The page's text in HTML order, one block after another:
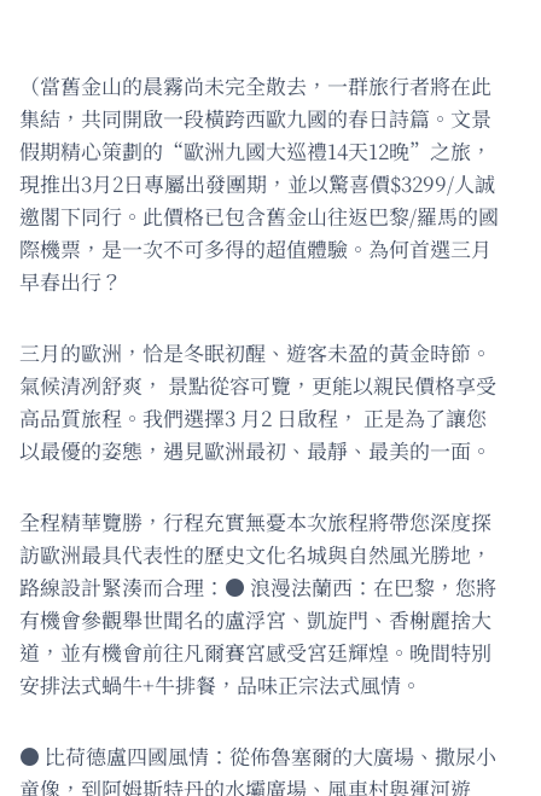
（當舊金山的晨霧尚未完全散去，一群旅行者將在此
集結，共同開啟一段橫跨西歐九國的春日詩篇。文景
假期精心策劃的“歐洲九國大巡禮14天12晚”之旅，
現推出3月2日專屬出發團期，並以驚喜價$3299/人誠
邀閣下同行。此價格已包含舊金山往返巴黎/羅馬的國
際機票，是一次不可多得的超值體驗。為何首選三月
早春出行？
三月的歐洲，恰是冬眠初醒、遊客未盈的黃金時節。
氣候清冽舒爽， 景點從容可覽，更能以親民價格享受
高品質旅程。我們選擇3 月2 日啟程， 正是為了讓您
以最優的姿態，遇見歐洲最初、最靜、最美的一面。
全程精華覽勝，行程充實無憂本次旅程將帶您深度探
訪歐洲最具代表性的歷史文化名城與自然風光勝地，
路線設計緊湊而合理：● 浪漫法蘭西：在巴黎，您將
有機會參觀舉世聞名的盧浮宮、凱旋門、香榭麗捨大
道，並有機會前往凡爾賽宮感受宮廷輝煌。晚間特別
安排法式蝸牛+牛排餐，品味正宗法式風情。
● 比荷德盧四國風情：從佈魯塞爾的大廣場、撒尿小
童像，到阿姆斯特丹的水壩廣場、風車村與運河遊